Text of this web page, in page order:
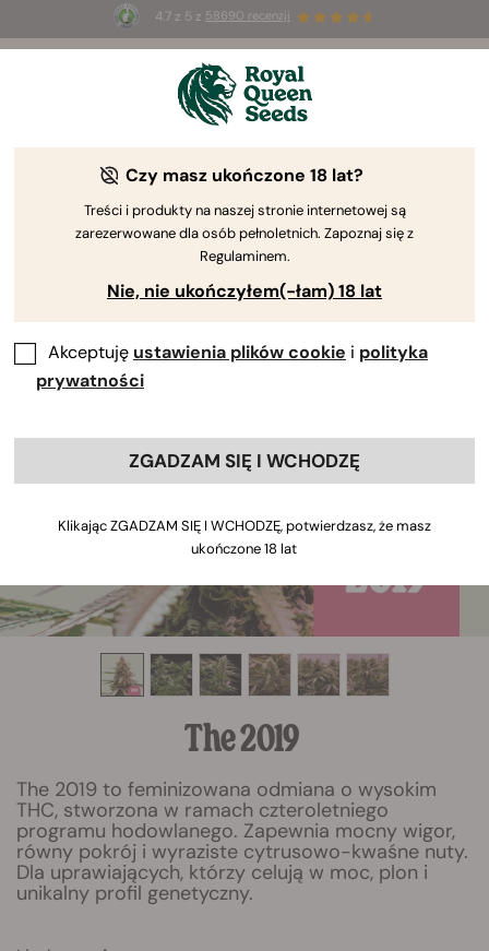
4.7 z 5 z 58690 recenzji
3 nasiona White Widow Auto
The 2019
The 2019 to feminizowana odmiana o wysokim
THC, stworzona w ramach czteroletniego
programu hodowlanego. Zapewnia mocny wigor,
równy pokrój i wyraziste cytrusowo-kwaśne nuty.
Dla uprawiających, którzy celują w moc, plon i
unikalny profil genetyczny.
Czy masz ukończone 18 lat?
Treści i produkty na naszej stronie internetowej są
zarezerwowane dla osób pełnoletnich. Zapoznaj się z
Regulaminem.
Nie, nie ukończyłem(-łam) 18 lat
Akceptuję ustawienia plików cookie i polityka
prywatności
ZGADZAM SIĘ I WCHODZĘ
Klikając ZGADZAM SIĘ I WCHODZĘ, potwierdzasz, że masz
ukończone 18 lat